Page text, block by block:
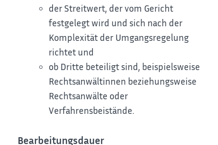
der Streitwert, der vom Gericht
festgelegt wird und sich nach der
Komplexität der Umgangsregelung
richtet und
ob Dritte beteiligt sind, beispielsweise
Rechtsanwältinnen beziehungsweise
Rechtsanwälte oder
Verfahrensbeistände.
Bearbeitungsdauer